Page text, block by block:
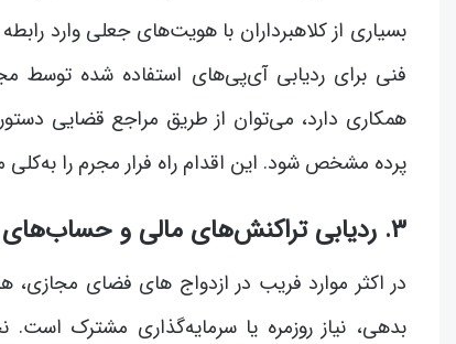
بسیاری از کلاهبرداران با هویت‌های جعلی وارد
فنی برای ردیابی آی‌پی‌های استفاده شده
همکاری دارد، می‌توان از طریق مراجع قضایی
پرده مشخص شود. این اقدام راه فرار مجرم را به‌کلی
۳. ردیابی تراکنش‌های مالی و حساب‌های واسط
در اکثر موارد فریب در ازدواج های فضای مجازی،
بدهی، نیاز روزمره یا سرمایه‌گذاری مشترک